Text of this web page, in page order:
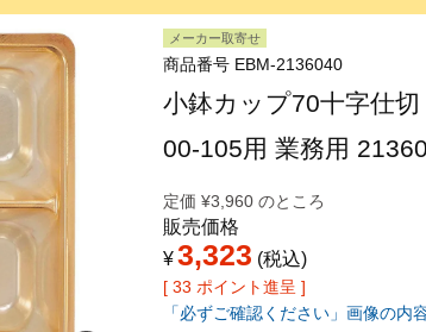
メーカー取寄せ
商品番号 EBM-2136040
小鉢カップ70十字仕
00-105用 業務用
定価 ¥3,960 のところ
販売価格
¥3,323 税込
[ 33 ポイント進呈 ]
「必ずご確認ください」画像の内